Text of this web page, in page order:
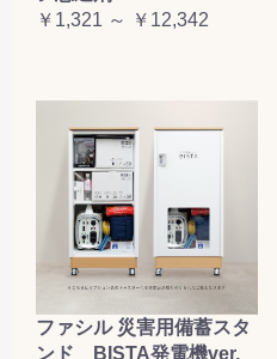
￥1,321 ～ ￥12,342
ファシル 災害用備蓄スタ
ンド BISTA発電機ver.